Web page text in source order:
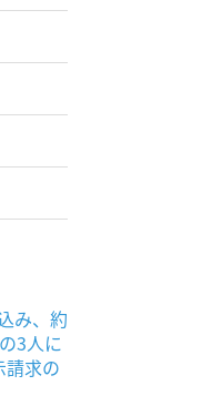
み、約
3人に
請求の